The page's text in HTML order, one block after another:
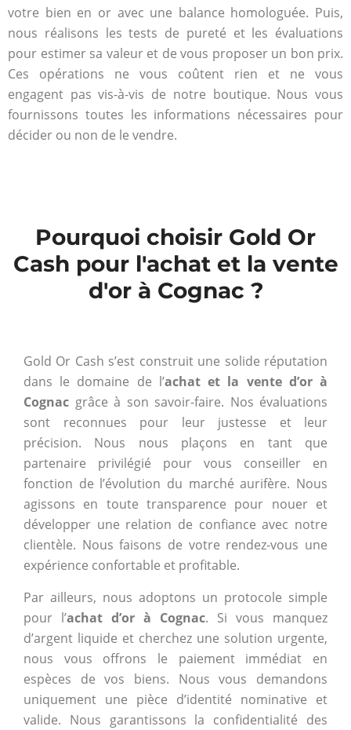
votre bien en or avec une balance homologuée. Puis,
nous réalisons les tests de pureté et les évaluations
pour estimer sa valeur et de vous proposer un bon prix.
Ces opérations ne vous coûtent rien et ne vous
engagent pas vis-à-vis de notre boutique. Nous vous
fournissons toutes les informations nécessaires pour
décider ou non de le vendre.
Pourquoi choisir Gold Or
Cash pour l'achat et la vente
d'or à Cognac ?
Gold Or Cash s’est construit une solide réputation
dans le domaine de l’achat et la vente d’or à
Cognac grâce à son savoir-faire. Nos évaluations
sont reconnues pour leur justesse et leur
précision. Nous nous plaçons en tant que
partenaire privilégié pour vous conseiller en
fonction de l’évolution du marché aurifère. Nous
agissons en toute transparence pour nouer et
développer une relation de confiance avec notre
clientèle. Nous faisons de votre rendez-vous une
expérience confortable et profitable.
Par ailleurs, nous adoptons un protocole simple
pour l’achat d’or à Cognac. Si vous manquez
d’argent liquide et cherchez une solution urgente,
nous vous offrons le paiement immédiat en
espèces de vos biens. Nous vous demandons
uniquement une pièce d’identité nominative et
valide. Nous garantissons la confidentialité des